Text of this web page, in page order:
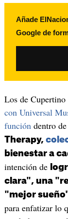
Añade
Google de
Los de Cupertino
con Universal
funcióndentro
Therapy,
bienestar a
intención de
clara", una
"mejor
para enfatizar lo